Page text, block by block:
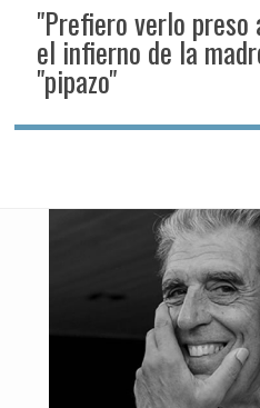
"Prefiero verlo
el infierno de la
"pipazo"